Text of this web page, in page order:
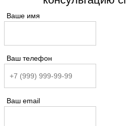
Ваше имя
Ваш телефон
Ваш email